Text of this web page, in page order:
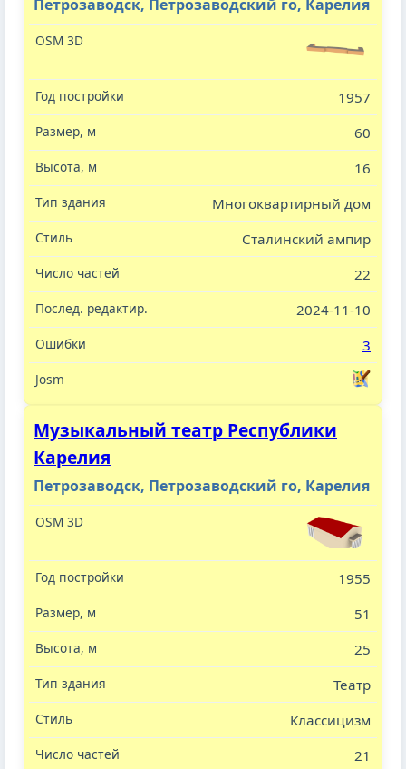
Петрозаводск, Петрозаводский го, Карелия
1957
60
16
Многоквартирный дом
Сталинский ампир
22
2024-11-10
3
Музыкальный театр Республики
Карелия
Петрозаводск, Петрозаводский го, Карелия
1955
51
25
Театр
Классицизм
21